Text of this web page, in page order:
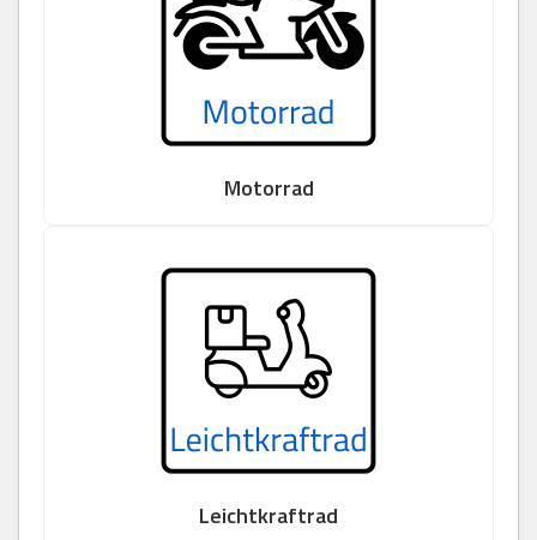
Motorrad
Leichtkraftrad